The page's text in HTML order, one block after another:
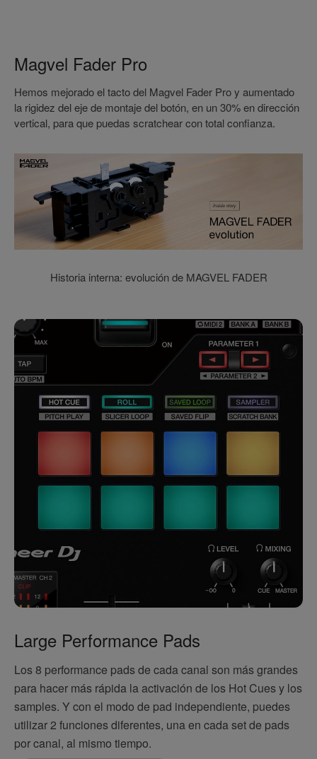
Magvel Fader Pro
Hemos mejorado el tacto del Magvel Fader Pro y aumentado
la rigidez del eje de montaje del botón, en un 30% en dirección
vertical, para que puedas scratchear con total confianza.
Historia interna: evolución de MAGVEL FADER
Large Performance Pads
Los 8 performance pads de cada canal son más grandes
para hacer más rápida la activación de los Hot Cues y los
samples. Y con el modo de pad independiente, puedes
utilizar 2 funciones diferentes, una en cada set de pads
por canal, al mismo tiempo.